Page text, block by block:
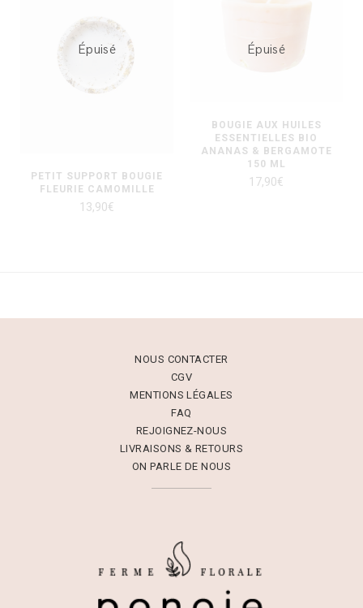
PETIT SUPPORT BOUGIE
FLEURIE CAMOMILLE
13,90€
Épuisé
BOUGIE AUX HUILES
ESSENTIELLES BIO
ANANAS & BERGAMOTE
150 ML
17,90€
Épuisé
NOUS CONTACTER
CGV
MENTIONS LÉGALES
FAQ
REJOIGNEZ-NOUS
LIVRAISONS & RETOURS
ON PARLE DE NOUS